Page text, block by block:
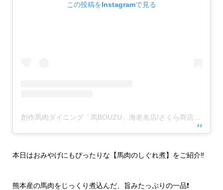
この投稿をInstagramで見る
本日はおみやげにもぴったりな【馬肉のしぐれ煮】をご紹介‼️
熊本産の馬肉をじっくり煮込んだ、旨みたっぷりの一品❗️